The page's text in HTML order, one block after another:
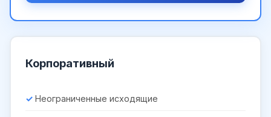
Корпоративный
Неограниченные исходящие